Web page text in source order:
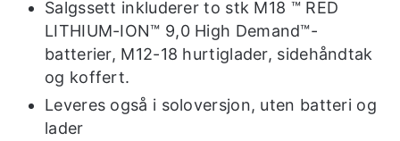
Salgssett inkluderer to stk M18 ™ RED
LITHIUM-ION™ 9,0 High Demand™-
batterier, M12-18 hurtiglader, sidehåndtak
og koffert.
Leveres også i soloversjon, uten batteri og
lader